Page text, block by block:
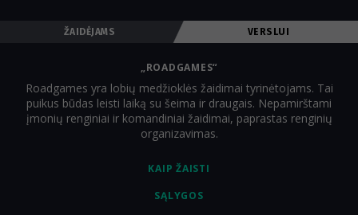
ŽAIDĖJAMS VERSLUI
KAIP ŽAISTI
SĄLYGOS
„ROADGAMES“
Roadgames yra lobių medžioklės žaidimai tyrinėtojams. Tai
puikus būdas leisti laiką su šeima ir draugais. Nepamirštami
įmonių renginiai ir komandiniai žaidimai, paprastas renginių
organizavimas.